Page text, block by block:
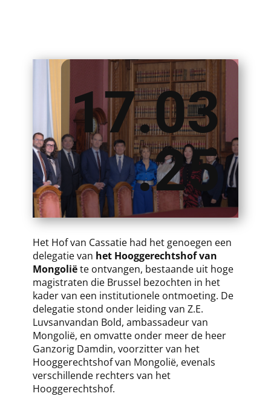
17.03
.25
​​Het Hof van Cassatie had het genoegen een
delegatie van het Hooggerechtshof van
Mongoliëte ontvangen, bestaande uit hoge
magistraten die Brussel bezochten in het
kader van een institutionele ontmoeting. De
delegatie stond onder leiding van Z.E.
Luvsanvandan Bold, ambassadeur van
Mongolië, en omvatte onder meer de heer
Ganzorig Damdin, voorzitter van het
Hooggerechtshof van Mongolië, evenals
verschillende rechters van het
Hooggerechtshof.